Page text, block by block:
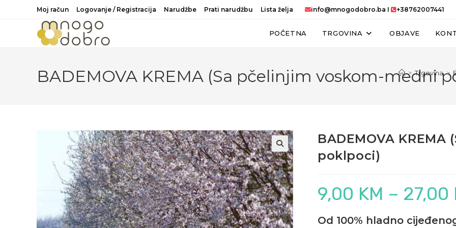
Moj račun Logovanje / Registracija Narudžbe Prati narudžbu Lista želja info@mnogodobro.ba I +38762007441
POČETNA TRGOVINA OBJAVE
BADEMOVA KREMA (Sa pčelinjim voskom-medni
> Trgovina >
BADEMOVA
poklpoci)
9,00 KM – 27,00
Od 100% hladno